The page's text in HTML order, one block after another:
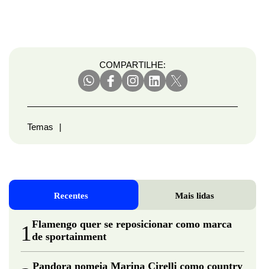
COMPARTILHE:
Temas
Recentes Mais lidas
1 Flamengo quer se reposicionar como marca
de sportainment
Pandora nomeia Marina Cirelli como country